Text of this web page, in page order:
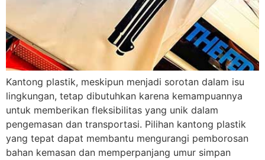
Kantong plastik, meskipun menjadi sorotan dalam isu
lingkungan, tetap dibutuhkan karena kemampuannya
untuk memberikan fleksibilitas yang unik dalam
pengemasan dan transportasi. Pilihan kantong plastik
yang tepat dapat membantu mengurangi pemborosan
bahan kemasan dan memperpanjang umur simpan